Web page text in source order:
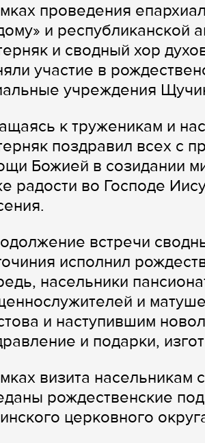
проведения
и республиканской
и сводный хор
участие в
учреждения
к труженикам и
поздравил всех с
Божией в созидании
радости во Господе
встречи
исполнил
насельники
и
и наступившим
и подарки,
визита насельникам
рождественские
церковного